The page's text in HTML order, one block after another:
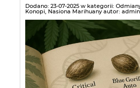
Dodano: 23-07-2025 w kategorii:
Konopi, Nasiona Marihuany autor: admin